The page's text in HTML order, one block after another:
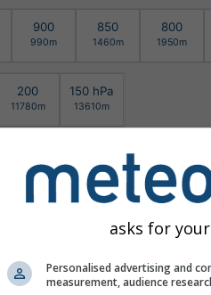
900
990m
850
1460m
800
1950m
200
11780m
150 hPa
13610m
asks for
Personalised advertising and
measurement, audience